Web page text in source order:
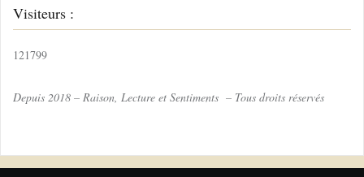
Visiteurs :
121799
Depuis 2018 – Raison, Lecture et Sentiments – Tous droits réservés